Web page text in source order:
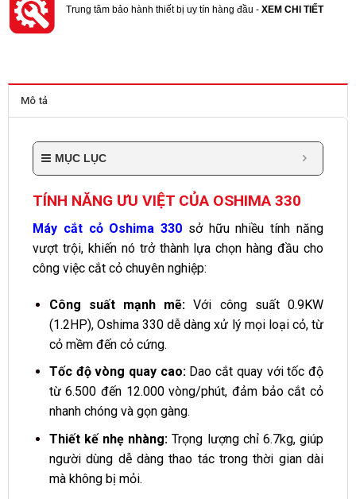
Trung tâm bảo hành thiết bị uy tín hàng đầu -XEM CHI TIẾT
Mô tả
MỤC LỤC
TÍNH NĂNG ƯU VIỆT CỦA OSHIMA 330
Máy cắt cỏ Oshima 330 sở hữu nhiều tính năng
vượt trội, khiến nó trở thành lựa chọn hàng đầu cho
công việc cắt cỏ chuyên nghiệp:
Công suất mạnh mẽ: Với công suất 0.9KW
(1.2HP), Oshima 330 dễ dàng xử lý mọi loại cỏ, từ
cỏ mềm đến cỏ cứng.
Tốc độ vòng quay cao:Dao cắt quay với tốc độ
từ 6.500 đến 12.000 vòng/phút, đảm bảo cắt cỏ
nhanh chóng và gọn gàng.
Thiết kế nhẹ nhàng: Trọng lượng chỉ 6.7kg, giúp
người dùng dễ dàng thao tác trong thời gian dài
mà không bị mỏi.